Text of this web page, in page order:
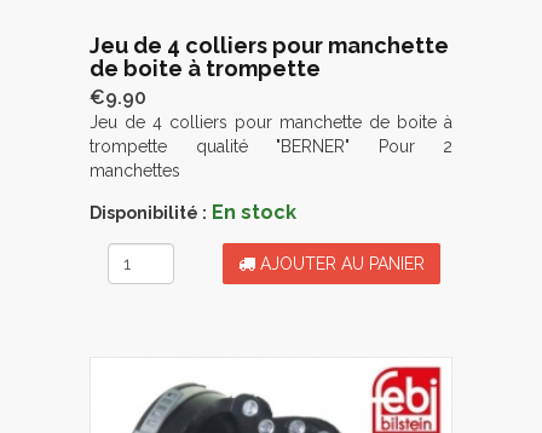
Jeu de 4 colliers pour manchette
de boite à trompette
€9.90
Jeu de 4 colliers pour manchette de boite à
trompette qualité "BERNER" Pour 2
manchettes
Disponibilité : En stock
AJOUTER AU PANIER